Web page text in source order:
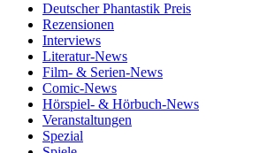
Deutscher Phantastik Preis
Rezensionen
Interviews
Literatur-News
Film- & Serien-News
Comic-News
Hörspiel- & Hörbuch-News
Veranstaltungen
Spezial